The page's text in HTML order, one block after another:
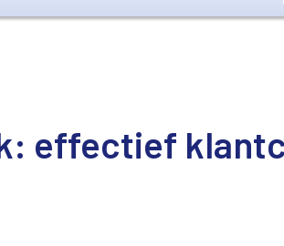
effectief